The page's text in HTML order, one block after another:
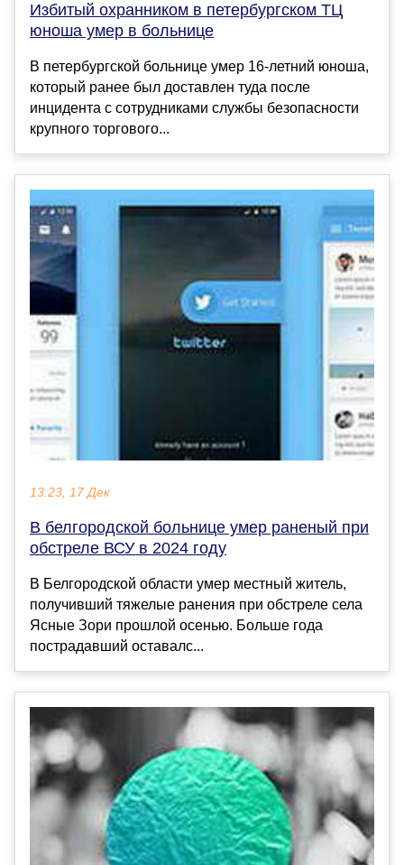
Избитый охранником в петербургском ТЦ
юноша умер в больнице
В петербургской больнице умер 16-летний юноша,
который ранее был доставлен туда после
инцидента с сотрудниками службы безопасности
крупного торгового...
13:23, 17 Дек
В белгородской больнице умер раненый при
обстреле ВСУ в 2024 году
В Белгородской области умер местный житель,
получивший тяжелые ранения при обстреле села
Ясные Зори прошлой осенью. Больше года
пострадавший оставалс...